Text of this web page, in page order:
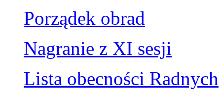
Porządek obrad
Nagranie z XI sesji
Lista obecności Radnych